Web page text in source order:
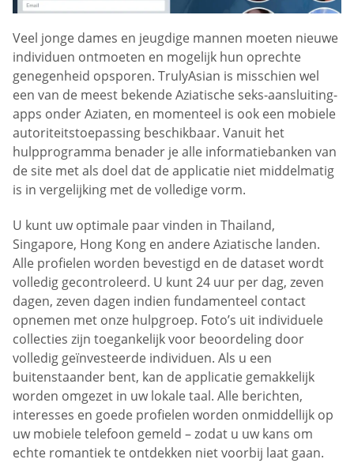
Veel jonge dames en jeugdige mannen moeten nieuwe
individuen ontmoeten en mogelijk hun oprechte
genegenheid opsporen. TrulyAsian is misschien wel
een van de meest bekende Aziatische seks-aansluiting-
apps onder Aziaten, en momenteel is ook een mobiele
autoriteitstoepassing beschikbaar. Vanuit het
hulpprogramma benader je alle informatiebanken van
de site met als doel dat de applicatie niet middelmatig
is in vergelijking met de volledige vorm.
U kunt uw optimale paar vinden in Thailand,
Singapore, Hong Kong en andere Aziatische landen.
Alle profielen worden bevestigd en de dataset wordt
volledig gecontroleerd. U kunt 24 uur per dag, zeven
dagen, zeven dagen indien fundamenteel contact
opnemen met onze hulpgroep. Foto’s uit individuele
collecties zijn toegankelijk voor beoordeling door
volledig geïnvesteerde individuen. Als u een
buitenstaander bent, kan de applicatie gemakkelijk
worden omgezet in uw lokale taal. Alle berichten,
interesses en goede profielen worden onmiddellijk op
uw mobiele telefoon gemeld – zodat u uw kans om
echte romantiek te ontdekken niet voorbij laat gaan.